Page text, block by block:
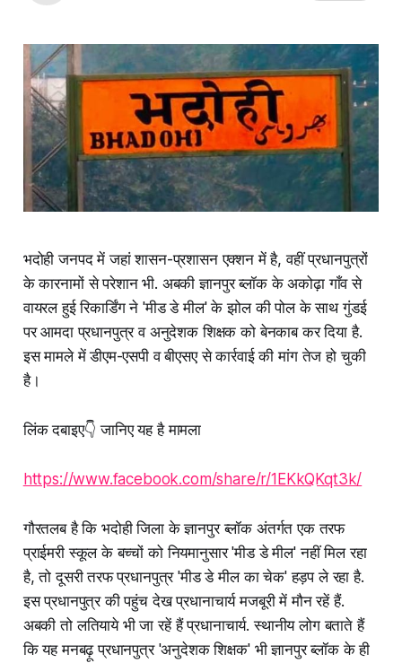
भदोही जनपद में जहां शासन-प्रशासन एक्शन में है, वहीं प्रधानपुत्रों
के कारनामों से परेशान भी. अबकी ज्ञानपुर ब्लॉक के अकोढ़ा गाँव से
वायरल हुई रिकार्डिंग ने 'मीड डे मील' के झोल की पोल के साथ गुंडई
पर आमदा प्रधानपुत्र व अनुदेशक शिक्षक को बेनकाब कर दिया है.
इस मामले में डीएम-एसपी व बीएसए से कार्रवाई की मांग तेज हो चुकी
है।
लिंक दबाइए👇 जानिए यह है मामला
https://www.facebook.com/share/r/1EKkQKqt3k/
गौरतलब है कि भदोही जिला के ज्ञानपुर ब्लॉक अंतर्गत एक तरफ
प्राईमरी स्कूल के बच्चों को नियमानुसार 'मीड डे मील' नहीं मिल रहा
है, तो दूसरी तरफ प्रधानपुत्र 'मीड डे मील का चेक' हड़प ले रहा है.
इस प्रधानपुत्र की पहुंच देख प्रधानाचार्य मजबूरी में मौन रहें हैं.
अबकी तो लतियाये भी जा रहें हैं प्रधानाचार्य. स्थानीय लोग बताते हैं
कि यह मनबढ़ू प्रधानपुत्र 'अनुदेशक शिक्षक' भी ज्ञानपुर ब्लॉक के ही